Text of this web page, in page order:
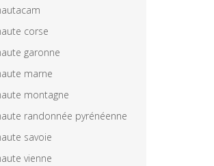
corse
garonne
marne
montagne
randonnée pyrénéenne
savoie
vienne